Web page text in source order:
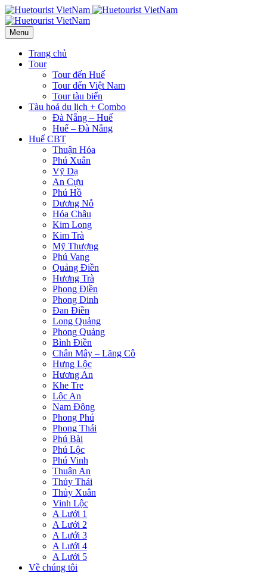
Menu
Trang chủ
Tour
Tour đến Huế
Tour đến Việt Nam
Tour tàu biển
Tàu hoả du lịch + Combo
Đà Nẵng – Huế
Huế – Đà Nẵng
Huế CBT
Thuận Hóa
Phú Xuân
Vỹ Dạ
An Cựu
Phú Hồ
Dương Nỗ
Hóa Châu
Kim Long
Kim Trà
Mỹ Thượng
Phú Vang
Quảng Điền
Hương Trà
Phong Điền
Phong Dinh
Đan Điền
Long Quảng
Phong Quảng
Bình Điền
Chân Mây – Lăng Cô
Hưng Lộc
Hương An
Khe Tre
Lộc An
Nam Đông
Phong Phú
Phong Thái
Phú Bài
Phú Lộc
Phú Vinh
Thuận An
Thủy Thái
Thủy Xuân
Vinh Lộc
A Lưới 1
A Lưới 2
A Lưới 3
A Lưới 4
A Lưới 5
Về chúng tôi